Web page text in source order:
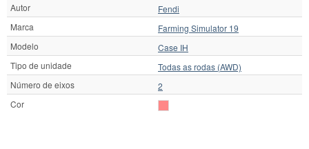
Autor
Fendi
Marca
Farming Simulator 19
Modelo
Case IH
Tipo de unidade
Todas as rodas (AWD)
Número de eixos
2
Cor